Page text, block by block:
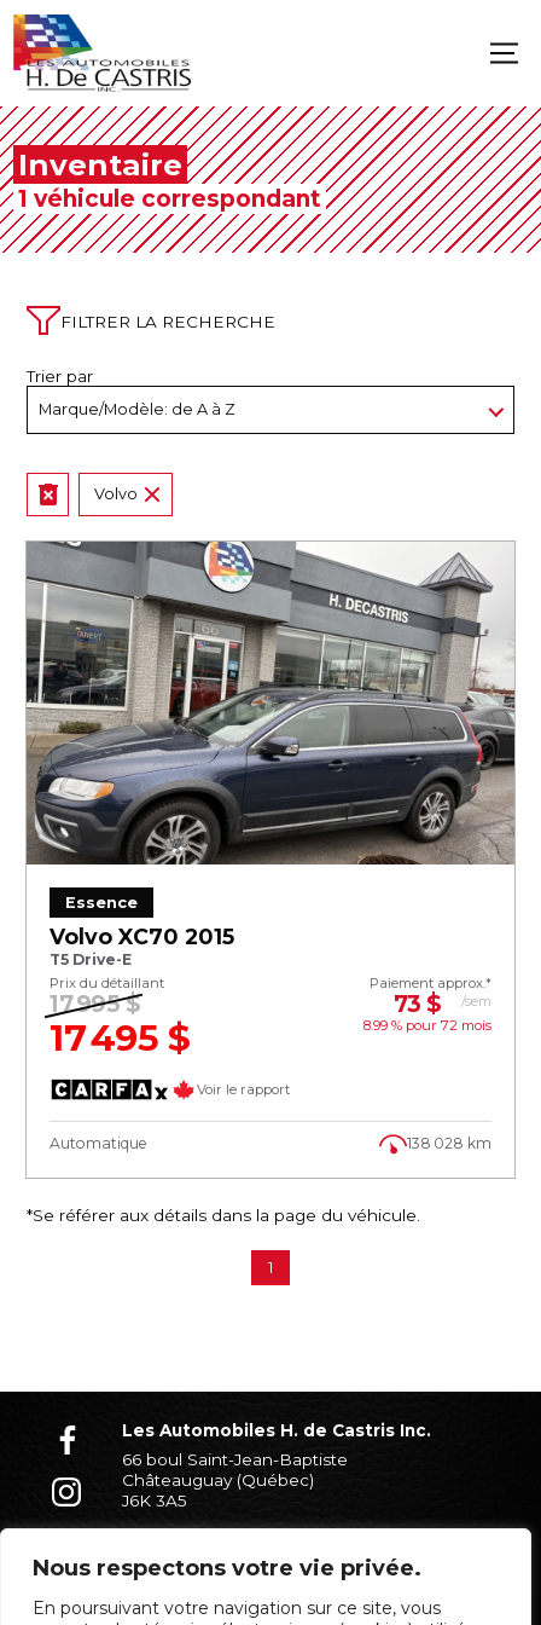
Nous respectons votre vie privée.
En poursuivant votre navigation sur ce site, vous
Inventaire
1 véhicule correspondant
FILTRER LA RECHERCHE
Trier par
Volvo
Essence
Volvo XC70 2015
T5 Drive-E
Prix du détaillant
17 995 $
17 495 $
Paiement approx.*
73 $
/sem
8.99 % pour 72mois
Voir le rapport
Automatique 138 028 km
*Se référer aux détails dans la page du véhicule.
1
Les Automobiles H. de Castris Inc.
66 boul Saint-Jean-Baptiste
Châteauguay (Québec)
J6K 3A5
PARTENAIRES